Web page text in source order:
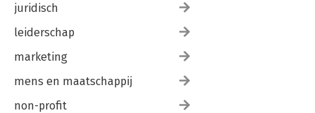
juridisch
leiderschap
marketing
mens en maatschappij
non-profit